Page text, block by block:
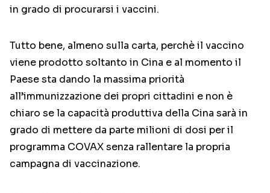
in grado di procurarsi i vaccini.
Tutto bene, almeno sulla carta, perchè il vaccino
viene prodotto soltanto in Cina e al momento il
Paese sta dando la massima priorità
all’immunizzazione dei propri cittadini e non è
chiaro se la capacità produttiva della Cina sarà in
grado di mettere da parte milioni di dosi per il
programma COVAX senza rallentare la propria
campagna di vaccinazione.